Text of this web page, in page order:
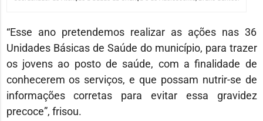
“Esse ano pretendemos realizar as ações nas 36
Unidades Básicas de Saúde do município, para trazer
os jovens ao posto de saúde, com a finalidade de
conhecerem os serviços, e que possam nutrir-se de
informações corretas para evitar essa gravidez
precoce”, frisou.